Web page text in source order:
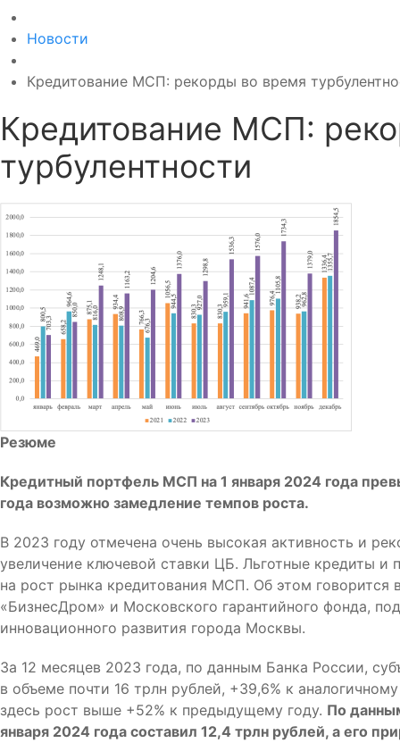
Новости
Кредитование МСП: рекорды во время
Кредитование МСП:
турбулентности
Резюме
Кредитный портфель МСП на 1 января 2024 года
года возможно замедление темпов роста.
В 2023 году отмечена очень высокая активность и
увеличение ключевой ставки ЦБ. Льготные кредиты
на рост рынка кредитования МСП. Об этом говорится
«БизнесДром» и Московского гарантийного фонда,
инновационного развития города Москвы.
За 12 месяцев 2023 года, по данным Банка России,
в объеме почти 16 трлн рублей, +39,6% к
здесь рост выше +52% к предыдущему году. По
января 2024 года составил 12,4 трлн рублей, а его